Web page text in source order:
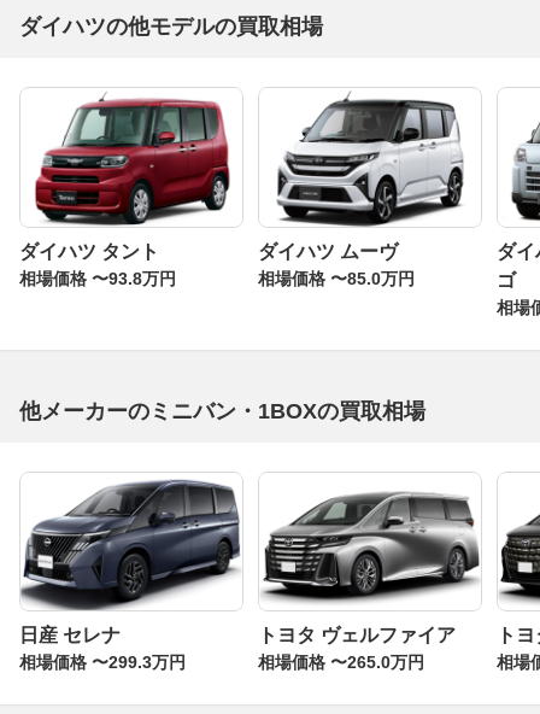
ダイハツの他モデルの買取相場
ダイハツ タント
相場価格 〜93.8万円
ダイハツ ムーヴ
相場価格 〜85.0万円
ダイ
ゴ
相場
他メーカーのミニバン・1BOXの買取相場
日産 セレナ
相場価格 〜299.3万円
トヨタ ヴェルファイア
相場価格 〜265.0万円
ト
相場